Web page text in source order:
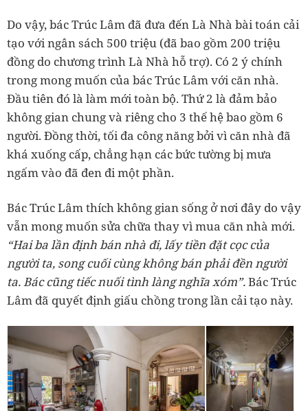
Do vậy, bác Trúc Lâm đã đưa đến Là Nhà bài toán cải
tạo với ngân sách 500 triệu (đã bao gồm 200 triệu
đồng do chương trình Là Nhà hỗ trợ). Có 2 ý chính
trong mong muốn của bác Trúc Lâm với căn nhà.
Đầu tiên đó là làm mới toàn bộ. Thứ 2 là đảm bảo
không gian chung và riêng cho 3 thế hệ bao gồm 6
người. Đồng thời, tối đa công năng bởi vì căn nhà đã
khá xuống cấp, chẳng hạn các bức tường bị mưa
ngấm vào đã đen đi một phần.
Bác Trúc Lâm thích không gian sống ở nơi đây do vậy
vẫn mong muốn sửa chữa thay vì mua căn nhà mới.
“Hai ba lần định bán nhà đi, lấy tiền đặt cọc của
người ta, song cuối cùng không bán phải đền người
ta. Bác cũng tiếc nuối tình làng nghĩa xóm”.Bác Trúc
Lâm đã quyết định giấu chồng trong lần cải tạo này.